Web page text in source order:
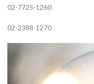
02-7725-1260
02-2388-1270